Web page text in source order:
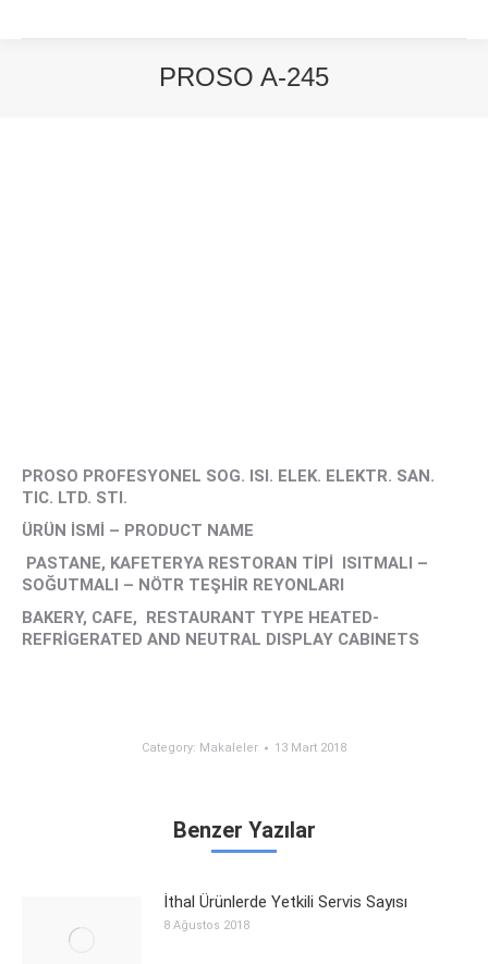
PROSO A-245
PROSO PROFESYONEL SOG. ISI. ELEK. ELEKTR. SAN.
TIC. LTD. STI.
ÜRÜN İSMİ – PRODUCT NAME
PASTANE, KAFETERYA RESTORAN TİPİ ISITMALI –
SOĞUTMALI – NÖTR TEŞHİR REYONLARI
BAKERY, CAFE, RESTAURANT TYPE HEATED-
REFRİGERATED AND NEUTRAL DISPLAY CABINETS
Category: Makaleler 13 Mart 2018
Benzer Yazılar
İthal Ürünlerde Yetkili Servis Sayısı
8 Ağustos 2018